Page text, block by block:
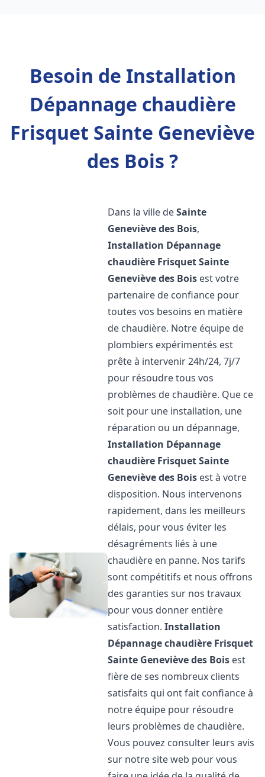
Besoin de Installation
Dépannage chaudière
Frisquet Sainte Geneviève
des Bois ?
Dans la ville deSainte
Geneviève des Bois,
Installation Dépannage
chaudière FrisquetSainte
Geneviève des Bois est votre
partenaire de confiance pour
toutes vos besoins en matière
de chaudière. Notre équipe de
plombiers expérimentés est
prête à intervenir 24h/24, 7j/7
pour résoudre tous vos
problèmes de chaudière. Que ce
soit pour une installation, une
réparation ou un dépannage,
Installation Dépannage
chaudière FrisquetSainte
Geneviève des Bois est à votre
disposition. Nous intervenons
rapidement, dans les meilleurs
délais, pour vous éviter les
désagréments liés à une
chaudière en panne. Nos tarifs
sont compétitifs et nous offrons
des garanties sur nos travaux
pour vous donner entière
satisfaction.Installation
Dépannage chaudière Frisquet
Sainte Geneviève des Bois est
fière de ses nombreux clients
satisfaits qui ont fait confiance à
notre équipe pour résoudre
leurs problèmes de chaudière.
Vous pouvez consulter leurs avis
sur notre site web pour vous